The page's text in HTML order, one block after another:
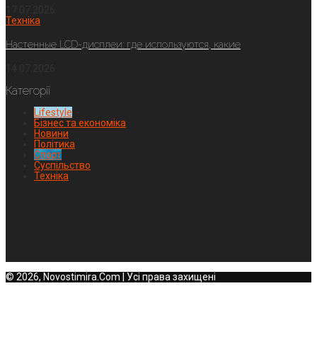
Техніка
Настенные LCD-дисплеи: где используются, какие
Категорії
Lifestyle
Бізнес та економіка
Новини
Політика
Спорт
Суспільство
Техніка
© 2026, Novostimira.Com | Усі права захищені